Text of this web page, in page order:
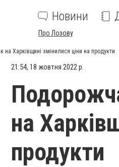
Новини
Про Лозову
Харківщині змінилися ціни на продукти
21:54, 18 жовтня 2022 р.
на
продукти